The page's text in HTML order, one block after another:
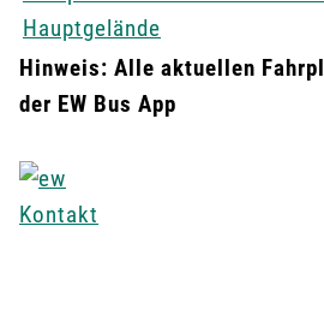
Hauptgelände
Hinweis: Alle aktuellen
der EW Bus App